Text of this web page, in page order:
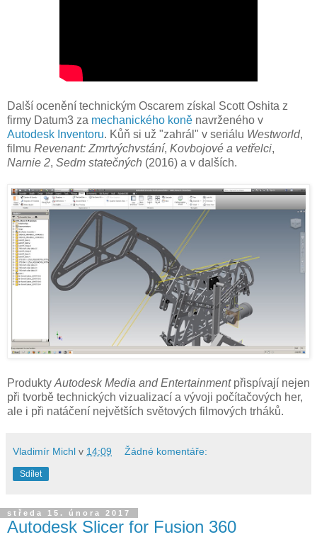
Další ocenění technickým Oscarem získal Scott Oshita z
firmy Datum3 za mechanického koně navrženého v
Autodesk Inventoru. Kůň si už "zahrál" v seriálu Westworld,
filmu Revenant: Zmrtvýchvstání, Kovbojové a vetřelci,
Narnie 2, Sedm statečných (2016) a v dalších.
Produkty Autodesk Media and Entertainmentpřispívají nejen
při tvorbě technických vizualizací a vývoji počítačových her,
ale i při natáčení největších světových filmových trháků.
Vladimír Michl v 14:09 Žádné komentáře:
Sdílet
středa 15. února 2017
Autodesk Slicer for Fusion 360